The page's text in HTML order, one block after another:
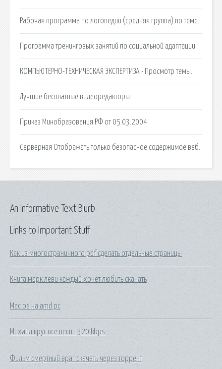
Рабочая программа по логопедии (средняя группа) по теме.
Программа тренинговых занятий по социальной адаптации.
КОМПЬЮТЕРНО-ТЕХНИЧЕСКАЯ ЭКСПЕРТИЗА • Просмотр темы.
Лучшие бесплатные видеоредакторы.
Приказ Минобразования РФ от 05.03.2004
Серверная Отображать только безопасное содержимое веб.
Links to Important Stuff
Как из многостраничного pdf сделать отдельные страницы
Книга марк леви каждый хочет любить скачать
Mac os на amd pc
Михаил круг все песни 320 kbps
Фильм смертный враг скачать через торрент
An Informative Text Blurb